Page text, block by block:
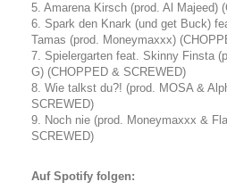
5. Amarena Kirsch (prod. Al Majeed)
6. Spark den Knark (und get Buck)
Tamas (prod. Moneymaxxx)
7. Spielergarten feat. Skinny Finsta
G) (CHOPPED & SCREWED)
8. Wie talkst du?! (prod. MOSA &
SCREWED)
9. Noch nie (prod. Moneymaxxx &
SCREWED)
Auf Spotify folgen: